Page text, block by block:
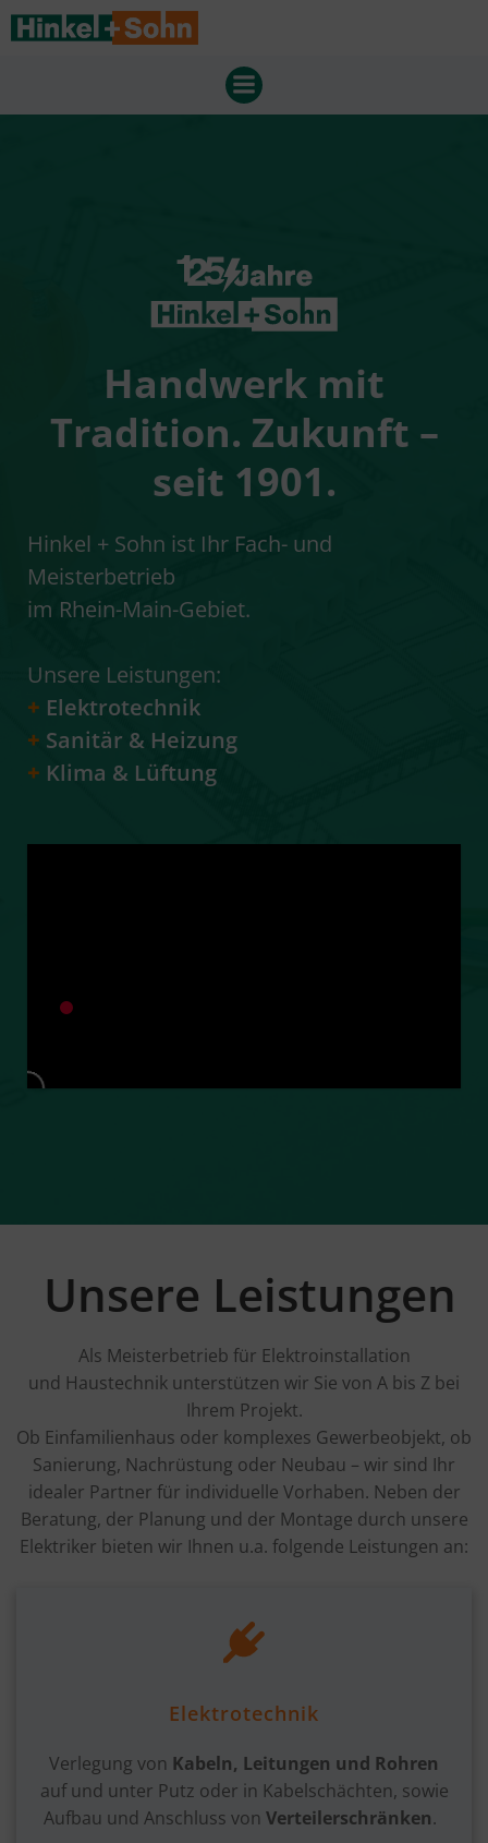
springen
Handwerk mit
Tradition. Zukunft –
seit 1901.
Hinkel + Sohn ist Ihr Fach- und
Meisterbetrieb
im Rhein-Main-Gebiet.
Unsere Leistungen:
+ Elektrotechnik
+ Sanitär & Heizung
+ Klima & Lüftung
Unsere Leistungen
Als Meisterbetrieb für Elektroinstallation
und Haustechnik unterstützen wir Sie von A bis Z bei
Ihrem Projekt.
Ob Einfamilienhaus oder komplexes Gewerbeobjekt, ob
Sanierung, Nachrüstung oder Neubau – wir sind Ihr
idealer Partner für individuelle Vorhaben. Neben der
Beratung, der Planung und der Montage durch unsere
Elektriker bieten wir Ihnen u.a. folgende Leistungen an:
Elektrotechnik
Verlegung von Kabeln, Leitungen und Rohren
auf und unter Putz oder in Kabelschächten, sowie
Aufbau und Anschluss von Verteilerschränken.